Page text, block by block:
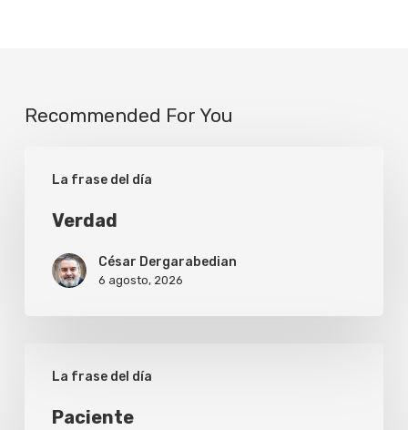
Recommended For You
La frase del día
Verdad
César Dergarabedian
6 agosto, 2026
La frase del día
Paciente